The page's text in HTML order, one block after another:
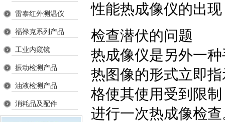
雷泰红外测温仪
福禄克系列产品
工业内窥镜
振动检测产品
油液检测产品
消耗品及配件
性能热成像仪的出
检查潜伏的问题
热成像仪是另外一
热图像的形式立即
格使其使用受到限
进行一次热成像检